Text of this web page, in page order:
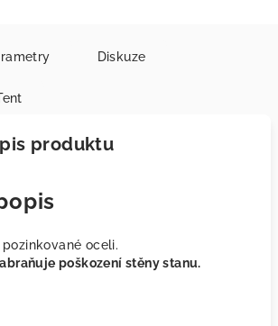
Diskuze
produktu
pozinkované oceli.
poškození stěny stanu.